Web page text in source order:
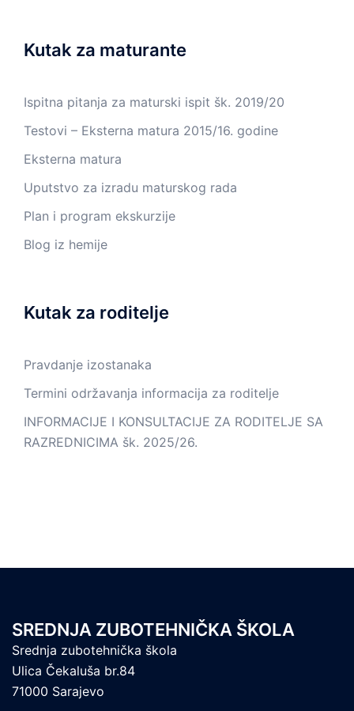
Kutak za maturante
Ispitna pitanja za maturski ispit šk. 2019/20
Testovi – Eksterna matura 2015/16. godine
Eksterna matura
Uputstvo za izradu maturskog rada
Plan i program ekskurzije
Blog iz hemije
Kutak za roditelje
Pravdanje izostanaka
Termini održavanja informacija za roditelje
INFORMACIJE I KONSULTACIJE ZA RODITELJE SA
RAZREDNICIMA šk. 2025/26.
SREDNJA ZUBOTEHNIČKA ŠKOLA
Srednja zubotehnička škola
Ulica Čekaluša br.84
71000 Sarajevo